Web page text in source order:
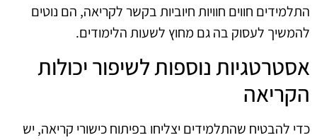
התלמידים חווים חוויות חיוביות בקשר לקריאה, הם נוטים
להמשיך לעסוק בה גם מחוץ לשעות הלימודים.
אסטרטגיות נוספות לשיפור יכולות
הקריאה
כדי להבטיח שהתלמידים יצליחו בפיתוח כישורי קריאה, יש